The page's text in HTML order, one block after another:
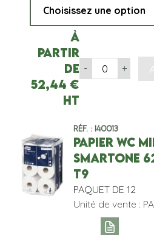
À
partir
de
52,44 €
HT
- +
Réf. : I40013
PAPIER WC
SMARTONE
T9
PAQUET DE 12
Unité de vente :